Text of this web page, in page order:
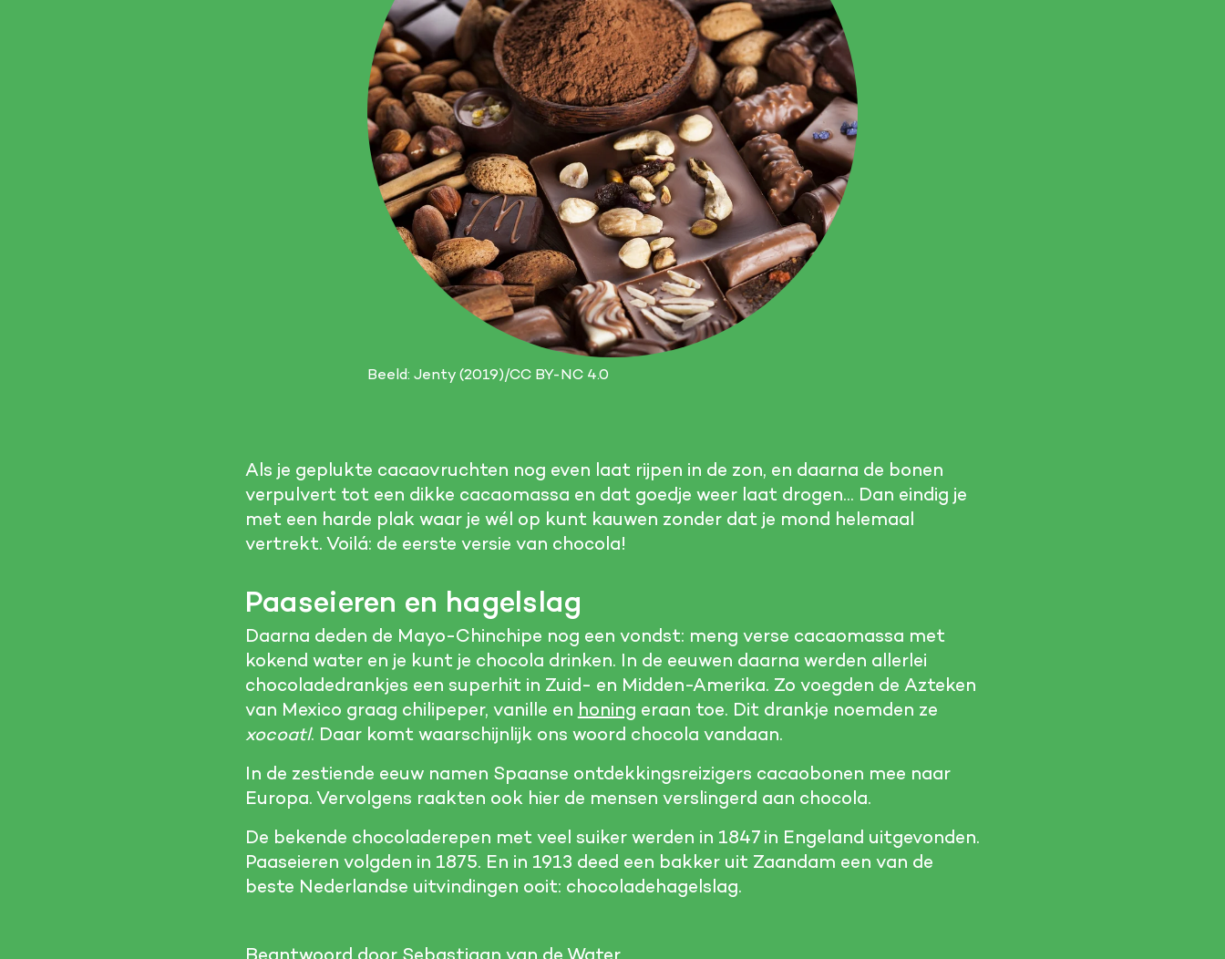
Beeld: Jenty (2019)/CC BY-NC 4.0
Als je geplukte cacaovruchten nog even laat rijpen in de zon, en daarna de bonen
verpulvert tot een dikke cacaomassa en dat goedje weer laat drogen… Dan eindig je
met een harde plak waar je wél op kunt kauwen zonder dat je mond helemaal
vertrekt. Voilá: de eerste versie van chocola!
Paaseieren en hagelslag
Daarna deden de Mayo-Chinchipe nog een vondst: meng verse cacaomassa met
kokend water en je kunt je chocola drinken. In de eeuwen daarna werden allerlei
chocoladedrankjes een superhit in Zuid- en Midden-Amerika. Zo voegden de Azteken
van Mexico graag chilipeper, vanille en honing eraan toe. Dit drankje noemden ze
xocoatl. Daar komt waarschijnlijk ons woord chocola vandaan.
In de zestiende eeuw namen Spaanse ontdekkingsreizigers cacaobonen mee naar
Europa. Vervolgens raakten ook hier de mensen verslingerd aan chocola.
De bekende chocoladerepen met veel suiker werden in 1847 in Engeland uitgevonden.
Paaseieren volgden in 1875. En in 1913 deed een bakker uit Zaandam een van de
beste Nederlandse uitvindingen ooit: chocoladehagelslag.
Beantwoord door Sebastiaan van de Water